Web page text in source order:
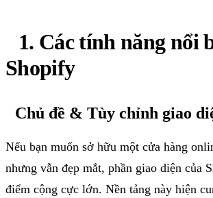
1. Các tính năng nổi
Shopify
Chủ đề & Tùy chỉnh giao
Nếu bạn muốn sở hữu một cửa hàng
nhưng vẫn đẹp mắt, phần giao diện của
điểm cộng cực lớn. Nền tảng này hiện